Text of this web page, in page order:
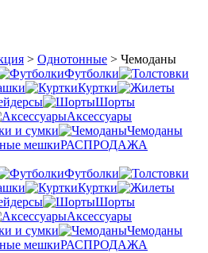
> Однотонные > Чемоданы
Футболки
Куртки
Шорты
Аксессуары
и сумки
Чемоданы
мешкиРАСПРОДАЖА
Футболки
Куртки
Шорты
Аксессуары
и сумки
Чемоданы
мешкиРАСПРОДАЖА